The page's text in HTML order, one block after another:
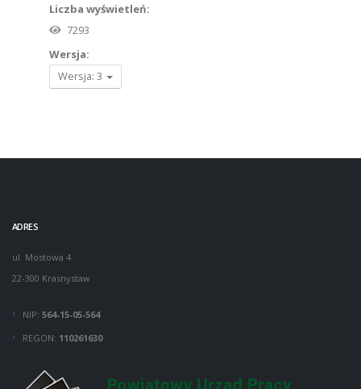
Liczba wyświetleń:
7293
Wersja:
Wersja: 3
ADRES
ul. Mostowa 4
22-300 Krasnystaw
NIP: 564-15-05-564
REGON: 110261630